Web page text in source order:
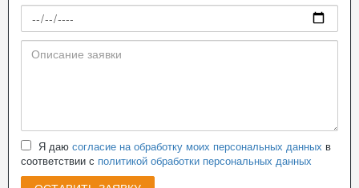
Я даю согласие на обработку моих персональных данных в
соответствии с политикой обработки персональных данных